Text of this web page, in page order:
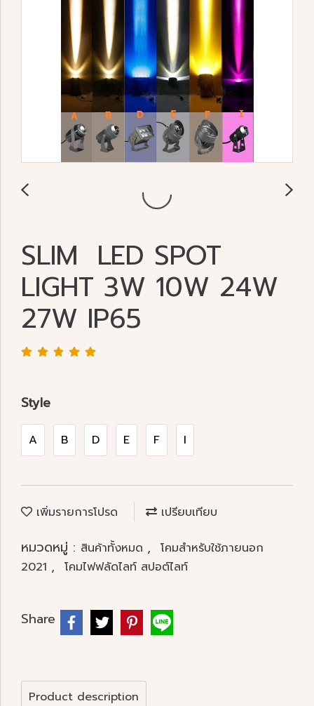
SLIM LED SPOT
LIGHT 3W 10W 24W
27W IP65
Style
A B D E F I
เพิ่มรายการโปรด เปรียบเทียบ
หมวดหมู่ : สินค้าทั้งหมด ,
โคมสำหรับใช้ภายนอก
2021 , โคมไฟฟลัดไลท์ สปอต์ไลท์
Share
Product description